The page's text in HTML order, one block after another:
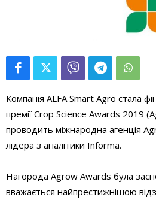
Компанія ALFA Smart Agro стала
премії Crop Science Awards 2019
проводить міжнародна агенція
лідера з аналітики Informa.
Нагорода Agrow Awards була
вважається найпрестижнішою